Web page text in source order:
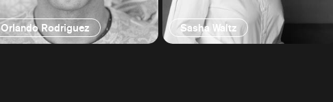
Orlando Rodriguez Sasha Waltz